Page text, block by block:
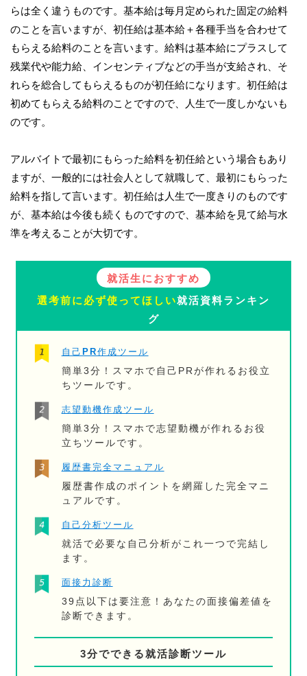
らは全く違うものです。基本給は毎月定められた固定の給料
のことを言いますが、初任給は基本給＋各種手当を合わせて
もらえる給料のことを言います。給料は基本給にプラスして
残業代や能力給、インセンティブなどの手当が支給され、そ
れらを総合してもらえるものが初任給になります。初任給は
初めてもらえる給料のことですので、人生で一度しかないも
のです。
アルバイトで最初にもらった給料を初任給という場合もあり
ますが、一般的には社会人として就職して、最初にもらった
給料を指して言います。初任給は人生で一度きりのものです
が、基本給は今後も続くものですので、基本給を見て給与水
準を考えることが大切です。
就活生におすすめ
選考前に必ず使ってほしい就活資料ランキン
グ
自己PR作成ツール
簡単3分！スマホで自己PRが作れるお役立
ちツールです。
志望動機作成ツール
簡単3分！スマホで志望動機が作れるお役
立ちツールです。
履歴書完全マニュアル
履歴書作成のポイントを網羅した完全マニ
ュアルです。
自己分析ツール
就活で必要な自己分析がこれ一つで完結し
ます。
面接力診断
39点以下は要注意！あなたの面接偏差値を
診断できます。
3分でできる就活診断ツール